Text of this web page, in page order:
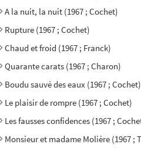
A la nuit, la nuit (1967 ; Cochet)
Rupture (1967 ; Cochet)
Chaud et froid (1967 ; Franck)
Quarante carats (1967 ; Charon)
Boudu sauvé des eaux (1967 ; Cochet)
Le plaisir de rompre (1967 ; Cochet)
Les fausses confidences (1967 ;
Monsieur et madame Molière (1967 ;